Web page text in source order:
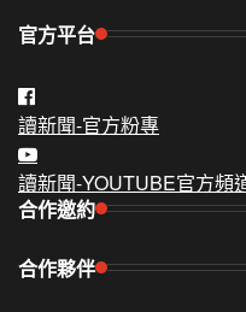
官方平台
讀新聞-官方粉專
讀新聞-YOUTUBE官方頻
合作邀約
合作夥伴